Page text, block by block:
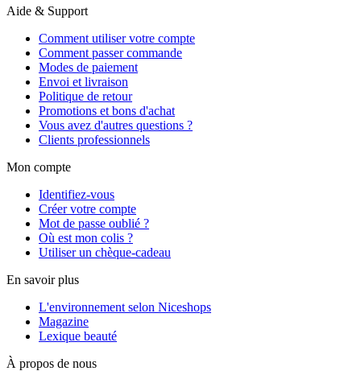
Aide & Support
Comment utiliser votre compte
Comment passer commande
Modes de paiement
Envoi et livraison
Politique de retour
Promotions et bons d'achat
Vous avez d'autres questions ?
Clients professionnels
Mon compte
Identifiez-vous
Créer votre compte
Mot de passe oublié ?
Où est mon colis ?
Utiliser un chèque-cadeau
En savoir plus
L'environnement selon Niceshops
Magazine
Lexique beauté
À propos de nous